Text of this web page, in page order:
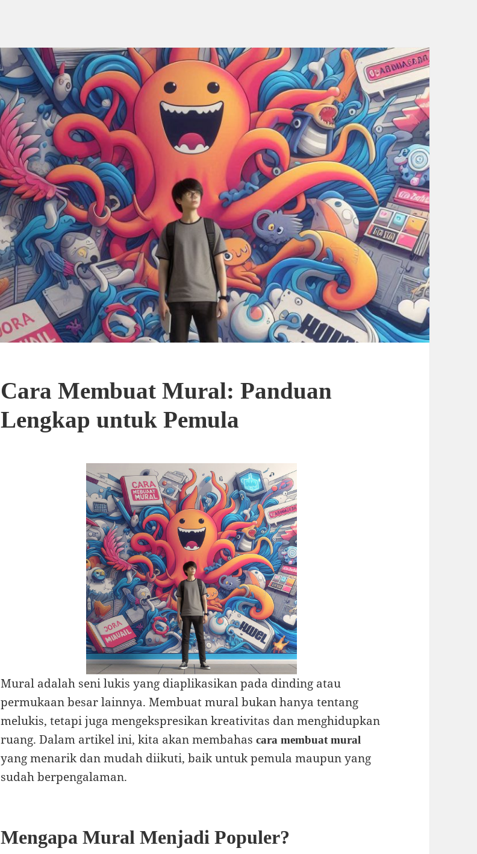
Cara Membuat Mural: Panduan
Lengkap untuk Pemula
Mural adalah seni lukis yang diaplikasikan pada dinding atau
permukaan besar lainnya. Membuat mural bukan hanya tentang
melukis, tetapi juga mengekspresikan kreativitas dan menghidupkan
ruang. Dalam artikel ini, kita akan membahascara membuat mural
yang menarik dan mudah diikuti, baik untuk pemula maupun yang
sudah berpengalaman.
Mengapa Mural Menjadi Populer?